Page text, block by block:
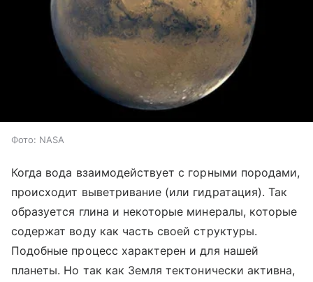
Фото: NASA
Когда вода взаимодействует с горными породами,
происходит выветривание (или гидратация). Так
образуется глина и некоторые минералы, которые
содержат воду как часть своей структуры.
Подобные процесс характерен и для нашей
планеты. Но так как Земля тектонически активна,